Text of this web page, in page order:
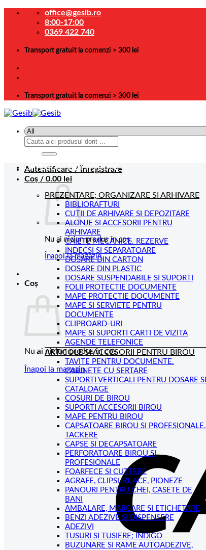
Skip
office@gesib.ro
8:00-17:00
0369 422 740
Transport gratuit la comenzi > 300 lei
Transport gratuit la comenzi > 300 lei
Caută
Autentificare / Înregistrare
Coș / 0.00 lei
Nu ai niciun produs în coș.
Înapoi la magazin
Coș
Nu ai niciun produs în coș.
Înapoi la magazin
CATEGORII DE PRODUSE
PREZENTARE; ORGANIZARE SI ARHIVARE
BIBLIORAFTURI
CUTII DE ARHIVARE SI DEPOZITARE
ALONJE SI ACCESORII PENTRU
ARHIVARE
CAIETE MECANICE. REZERVE
INDECSI SI SEPARATOARE
DOSARE DIN CARTON
DOSARE DIN PLASTIC
DOSARE SUSPENDABILE SI SUPORTI
FOLII PROTECTIE DOCUMENTE
MAPE PROTECTIE DOCUMENTE
MAPE SI SERVIETE PENTRU
DOCUMENTE
CLIPBOARD-URI
MAPE SI SUPORTI CARTI DE VIZITA
AGENDE TELEFONICE
ARTICOLE SI ACCESORII PENTRU BIROU
TAVITE PENTRU DOCUMENTE.
CABINETE CU SERTARE
SUPORTI VERTICALI PENTRU DOSARE SI
CATALOAGE
COSURI DE BIROU
SUPORTI ACCESORII BIROU
MAPE PENTRU BIROU
CAPSATOARE BIROU SI PROFESIONALE.
TACKERE
CAPSE SI DECAPSATOARE
PERFORATOARE BIROU SI
PROFESIONALE
FOARFECE SI CUTTERE
AGRAFE, CLIPSURI, ACE, PIONEZE
PANOURI PENTRU CHEI, CASETE DE
BANI
AMBALARE, MARCARE SI ETICHETARE
BENZI ADEZIVE SI DISPENSERE
ADEZIVI
TUSURI SI TUSIERE; INDIGO
BUZUNARE SI RAME AUTOADEZIVE,